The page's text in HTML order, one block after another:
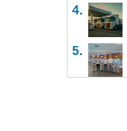
4.
5.